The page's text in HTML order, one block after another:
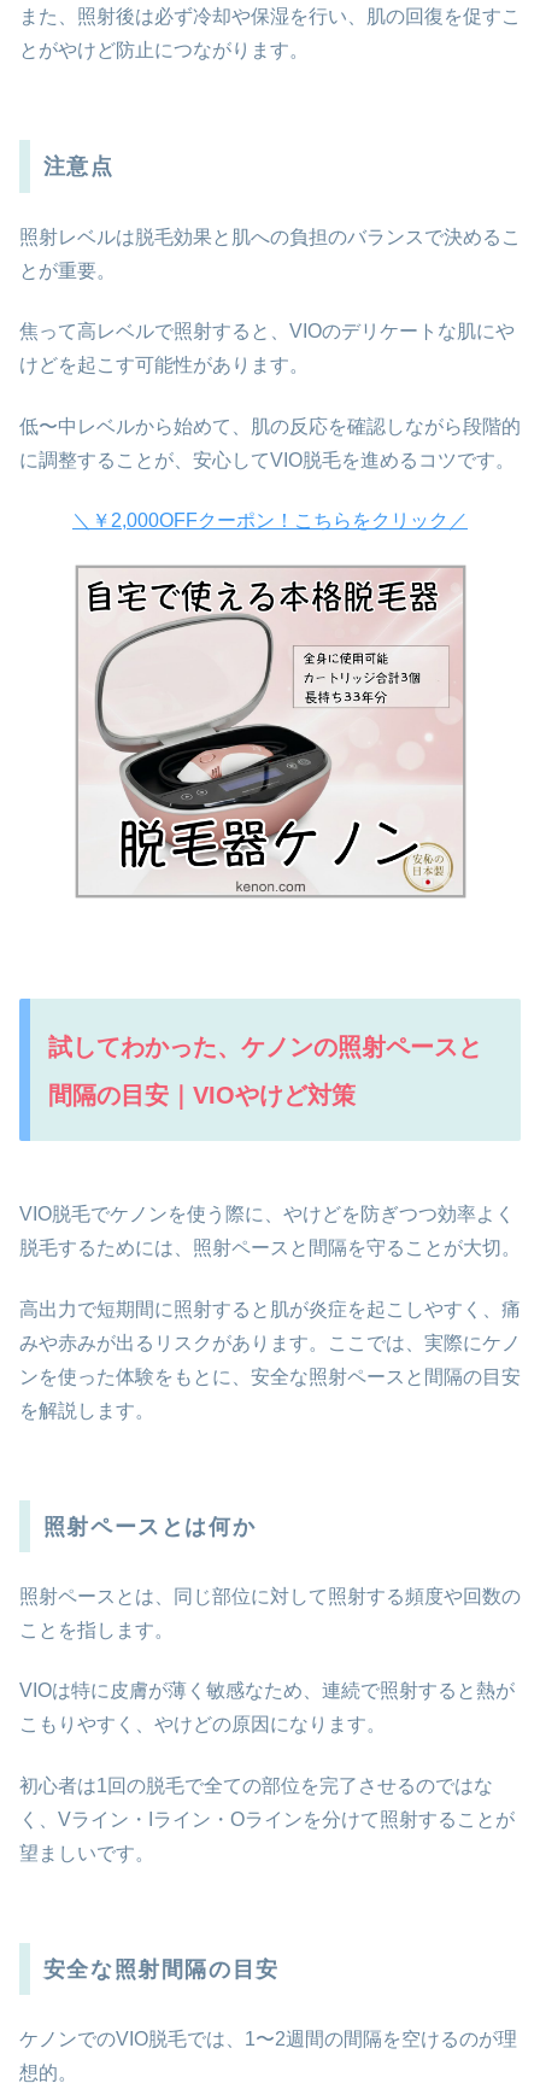
また、照射後は必ず冷却や保湿を行い、肌の回復を促すこ
とがやけど防止につながります。
注意点
照射レベルは脱毛効果と肌への負担のバランスで決めるこ
とが重要。
焦って高レベルで照射すると、VIOのデリケートな肌にや
けどを起こす可能性があります。
低〜中レベルから始めて、肌の反応を確認しながら段階的
に調整することが、安心してVIO脱毛を進めるコツです。
＼￥2,000OFFクーポン！こちらをクリック／
試してわかった、ケノンの照射ペースと
間隔の目安｜VIOやけど対策
VIO脱毛でケノンを使う際に、やけどを防ぎつつ効率よく
脱毛するためには、照射ペースと間隔を守ることが大切。
高出力で短期間に照射すると肌が炎症を起こしやすく、痛
みや赤みが出るリスクがあります。ここでは、実際にケノ
ンを使った体験をもとに、安全な照射ペースと間隔の目安
を解説します。
照射ペースとは何か
照射ペースとは、同じ部位に対して照射する頻度や回数の
ことを指します。
VIOは特に皮膚が薄く敏感なため、連続で照射すると熱が
こもりやすく、やけどの原因になります。
初心者は1回の脱毛で全ての部位を完了させるのではな
く、Vライン・Iライン・Oラインを分けて照射することが
望ましいです。
安全な照射間隔の目安
ケノンでのVIO脱毛では、1〜2週間の間隔を空けるのが理
想的。